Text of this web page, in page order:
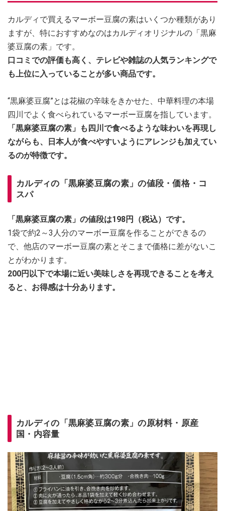
カルディで買えるマーボー豆腐の素はいくつか種類があり
ますが、特におすすめなのはカルディオリジナルの「黒麻
婆豆腐の素」です。
口コミでの評価も高く、テレビや雑誌の人気ランキングで
も上位に入っていることが多い商品です。
“黒麻婆豆腐”とは花椒の辛味をきかせた、中華料理の本場
四川でよく食べられているマーボー豆腐を指しています。
「黒麻婆豆腐の素」も四川で食べるような味わいを再現し
ながらも、日本人が食べやすいようにアレンジも加えてい
るのが特徴です。
カルディの「黒麻婆豆腐の素」の値段・価格・コ
スパ
「黒麻婆豆腐の素」の値段は198円（税込）です。
1袋で約2～3人分のマーボー豆腐を作ることができるの
で、他店のマーボー豆腐の素とそこまで価格に差がないこ
とがわかります。
200円以下で本場に近い美味しさを再現できることを考え
ると、お得感は十分あります。
カルディの「黒麻婆豆腐の素」の原材料・原産
国・内容量